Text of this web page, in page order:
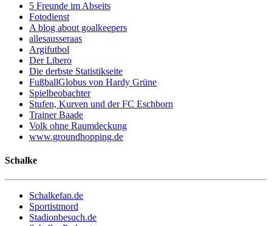
5 Freunde im Abseits
Fotodienst
A blog about goalkeepers
allesausseraas
Argifutbol
Der Libero
Die derbste Statistikseite
FußballGlobus von Hardy Grüne
Spielbeobachter
Stufen, Kurven und der FC Eschborn
Trainer Baade
Volk ohne Raumdeckung
www.groundhopping.de
Schalke
Schalkefan.de
Sportistmord
Stadionbesuch.de